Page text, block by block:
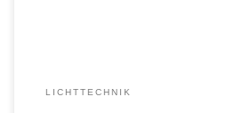
LICHTTECHNIK